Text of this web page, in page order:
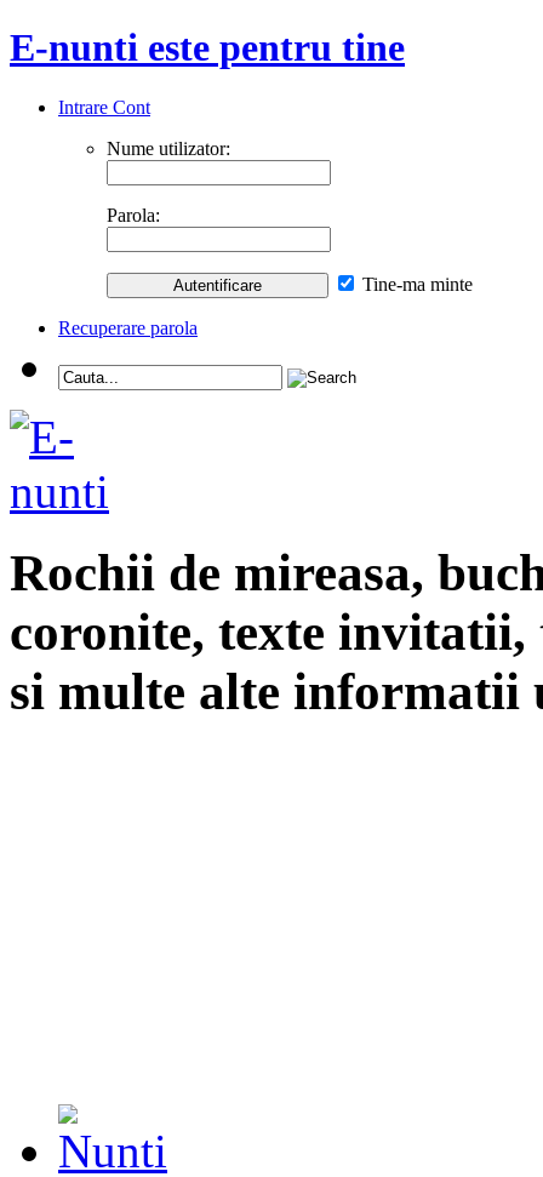
E-nunti este pentru tine
Intrare Cont
Nume utilizator:
Parola:
Tine-ma minte
Recuperare parola
Rochii de mireasa,
coronite, texte
si multe alte informatii